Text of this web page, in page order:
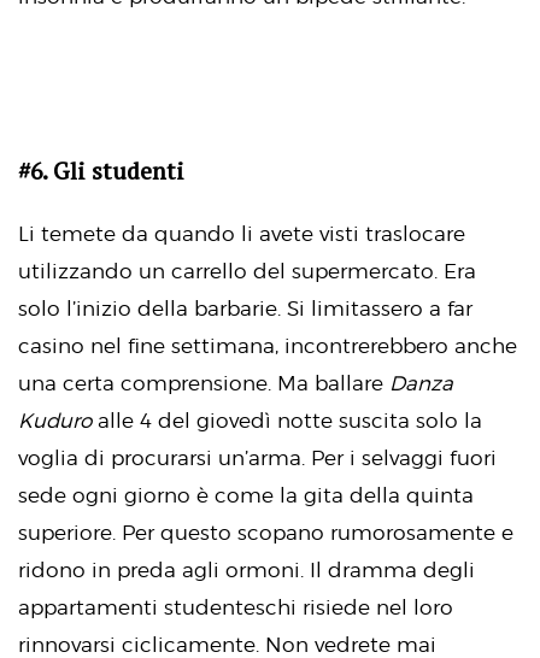
#6. Gli studenti
Li temete da quando li avete visti traslocare
utilizzando un carrello del supermercato. Era
solo l’inizio della barbarie. Si limitassero a far
casino nel fine settimana, incontrerebbero anche
una certa comprensione. Ma ballare Danza
Kuduroalle 4 del giovedì notte suscita solo la
voglia di procurarsi un’arma. Per i selvaggi fuori
sede ogni giorno è come la gita della quinta
superiore. Per questo scopano rumorosamente e
ridono in preda agli ormoni. Il dramma degli
appartamenti studenteschi risiede nel loro
rinnovarsi ciclicamente. Non vedrete mai